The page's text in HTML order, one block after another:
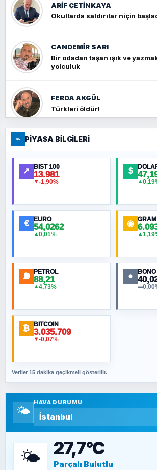
ARIF ÇETİNKAYA
Okullarda saldırılar niçin
CANDEMIR SARI
Bir odadan taşan ışık ve
yolculuk
FERDA AKGÜL
Türkleri öldür!
FERHAT BÜYÜKKALKAN
Ankara Zirvesi: NATO
Ortadoğu Haritasının Provası
MURAT ÖZKAN
NURETTIN BÖLÜK
ORHAN KILIÇOĞLU
Fahişeye beyinli bir müstevli
SAVAŞ ŞAHİN
SEYFULLAH ÇİÇEK
TEOMAN ALPASLAN
⌁ PIYASA BILGILERI
↗ BIST 100
13.981
▼-1,90%
$
▲
€ EURO
54,0262
▲0,01%
◉
▲
⛽ PETROL
88,21
▲4,73%
● BONO
▬
₿ BITCOIN
3.035.709
▼-0,07%
Veriler 15 dakika geçikmeli gösterilir.
🌤️
HAVA DURUMU
🌤️ 27,7°C
Parçalı Bulutlu